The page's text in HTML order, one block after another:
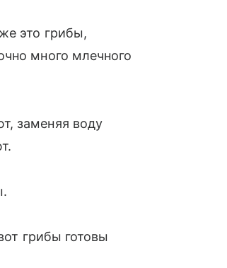
это грибы,
много млечного
заменяя воду
грибы готовы